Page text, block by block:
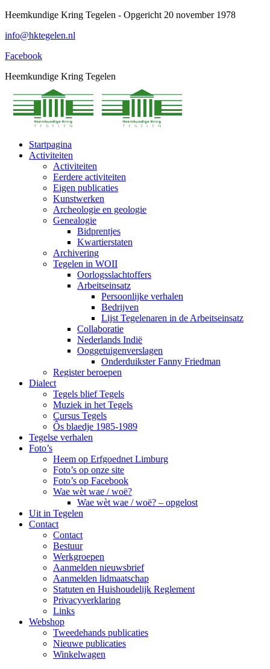
Spring
content
Heemkundige Kring Tegelen - Opgericht 20 november 1978
info@hktegelen.nl
Facebook
Heemkundige Kring Tegelen
Startpagina
Activiteiten
Activiteiten
Eerdere activiteiten
Eigen publicaties
Kunstwerken
Archeologie en geologie
Genealogie
Bidprentjes
Kwartierstaten
Archivering
Tegelen in WOII
Oorlogsslachtoffers
Arbeitseinsatz
Persoonlijke verhalen
Bedrijven
Lijst Tegelenaren in de Arbeitseinsatz
Collaboratie
Nederlands Indië
Ooggetuigenverslagen
Onderduikster Fanny Friedman
Register beroepen
Dialect
Tegels blief Tegels
Muziek in het Tegels
Cursus Tegels
Ôs blaedje 1985-1989
Tegelse verhalen
Foto’s
Heem op Erfgoednet Limburg
Foto’s op onze site
Foto’s op Facebook
Wae wèt wae / woë?
Wae wèt wae / woë? – opgelost
Uit in Tegelen
Contact
Contact
Bestuur
Werkgroepen
Aanmelden nieuwsbrief
Aanmelden lidmaatschap
Statuten en Huishoudelijk Reglement
Privacyverklaring
Links
Webshop
Tweedehands publicaties
Nieuwe publicaties
Winkelwagen